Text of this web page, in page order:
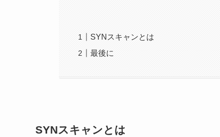
SYNスキャンとは
最後に
SYNスキャンとは